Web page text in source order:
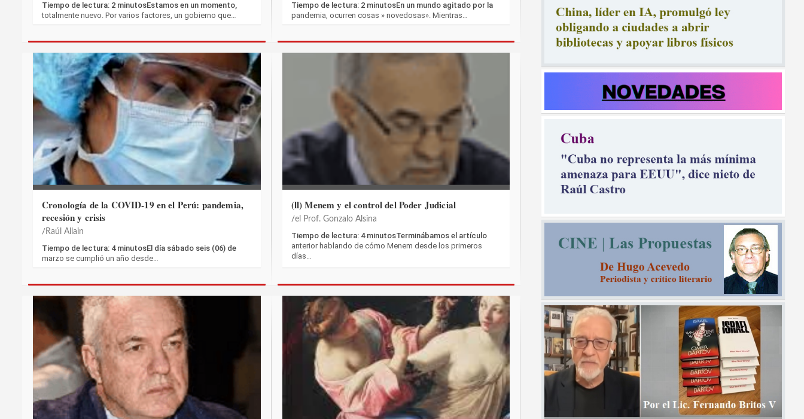
Tiempo de lectura: 2 minutosEstamos en un momento,
totalmente nuevo. Por varios factores, un gobierno que…
Tiempo de lectura: 2 minutosEn un mundo agitado por la
pandemia, ocurren cosas » novedosas». Mientras…
Cronología de la COVID-19 en el Perú: pandemia,
recesión y crisis
Raúl Allain
Tiempo de lectura: 4 minutosEl día sábado seis (06) de
marzo se cumplió un año desde…
(ll) Menem y el control del Poder Judicial
el Prof. Gonzalo Alsina
Tiempo de lectura: 4 minutosTerminábamos el artículo
anterior hablando de cómo Menem desde los primeros
días…